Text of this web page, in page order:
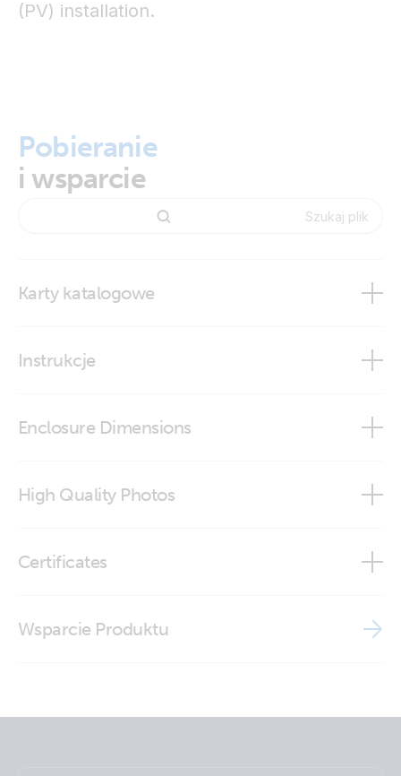
(PV) installation.
Pobieranie
i wsparcie
Karty katalogowe
Instrukcje
Enclosure Dimensions
High Quality Photos
SolarSense (right)
Certificates
Wsparcie Produktu